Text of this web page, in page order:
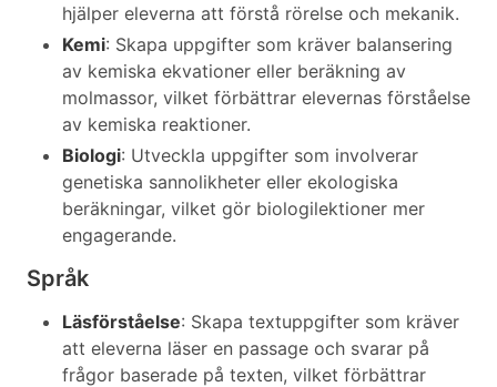
hjälper eleverna att förstå rörelse och mekanik.
Kemi: Skapa uppgifter som kräver balansering
av kemiska ekvationer eller beräkning av
molmassor, vilket förbättrar elevernas förståelse
av kemiska reaktioner.
Biologi: Utveckla uppgifter som involverar
genetiska sannolikheter eller ekologiska
beräkningar, vilket gör biologilektioner mer
engagerande.
Språk
Läsförståelse: Skapa textuppgifter som kräver
att eleverna läser en passage och svarar på
frågor baserade på texten, vilket förbättrar